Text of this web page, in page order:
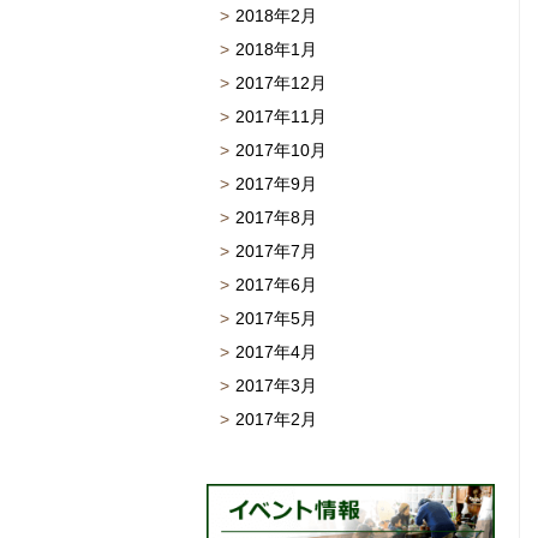
2018年2月
2018年1月
2017年12月
2017年11月
2017年10月
2017年9月
2017年8月
2017年7月
2017年6月
2017年5月
2017年4月
2017年3月
2017年2月